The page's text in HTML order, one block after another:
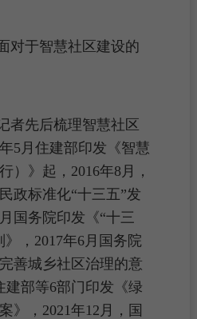
对于智慧社区建设的
者先后梳理智慧社区
5月住建部印发《智慧
）》起，2016年8月，
政标准化“十三五”发
国务院印发《“十三
，2017年6月国务院
善城乡社区治理的意
建部等6部门印发《绿
》，2021年12月，国